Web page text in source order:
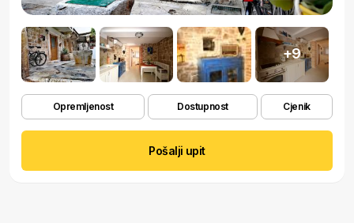
+9
Opremljenost Dostupnost Cjenik
Pošalji upit